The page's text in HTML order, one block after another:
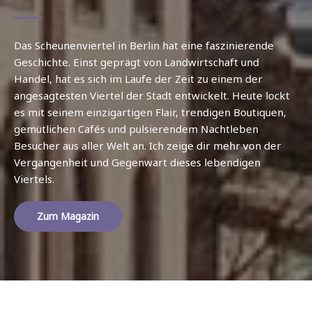
Das Scheunenviertel in Berlin hat eine faszinierende
Geschichte. Einst geprägt von Landwirtschaft und
Handel, hat es sich im Laufe der Zeit zu einem der
angesagtesten Viertel der Stadt entwickelt. Heute lockt
es mit seinem einzigartigen Flair, trendigen Boutiquen,
gemütlichen Cafés und pulsierendem Nachtleben
Besucher aus aller Welt an. Ich zeige dir mehr von der
Vergangenheit und Gegenwart dieses lebendigen
Viertels.
Zum Magazin